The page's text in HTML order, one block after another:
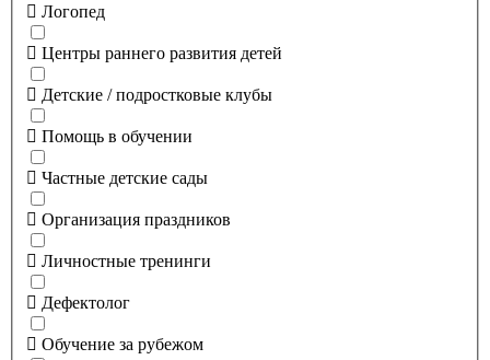
Логопед
Центры раннего развития детей
Детские / подростковые клубы
Помощь в обучении
Частные детские сады
Организация праздников
Личностные тренинги
Дефектолог
Обучение за рубежом